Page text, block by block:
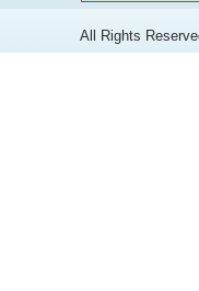
All Rights